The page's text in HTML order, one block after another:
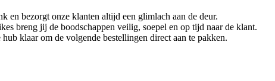
en bezorgt onze klanten altijd een glimlach aan de deur.
breng jij de boodschappen veilig, soepel en op tijd naar de klant.
klaar om de volgende bestellingen direct aan te pakken.